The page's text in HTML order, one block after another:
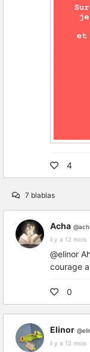
4
7 blablas
Acha
il y a 12 mois
@elinor
courage
0
Elinor
il y a 12 mois